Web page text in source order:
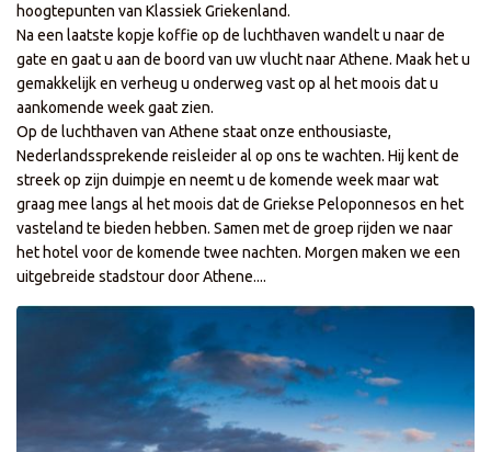
hoogtepunten van Klassiek Griekenland.
Na een laatste kopje koffie op de luchthaven wandelt u naar de
gate en gaat u aan de boord van uw vlucht naar Athene. Maak het u
gemakkelijk en verheug u onderweg vast op al het moois dat u
aankomende week gaat zien.
Op de luchthaven van Athene staat onze enthousiaste,
Nederlandssprekende reisleider al op ons te wachten. Hij kent de
streek op zijn duimpje en neemt u de komende week maar wat
graag mee langs al het moois dat de Griekse Peloponnesos en het
vasteland te bieden hebben. Samen met de groep rijden we naar
het hotel voor de komende twee nachten. Morgen maken we een
uitgebreide stadstour door Athene....